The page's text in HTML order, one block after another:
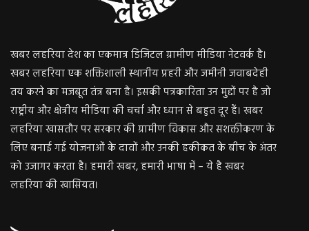
खबर लहरिया देश का एकमात्र डिजिटल ग्रामीण मीडिया नेटवर्क है।
खबर लहरिया एक शक्तिशाली स्थानीय प्रहरी और जमीनी जवाबदेही
तय करने का मजबूत तंत्र बना है। इसकी पत्रकारिता उन मुद्दों पर है जो
राष्ट्रीय और क्षेत्रीय मीडिया की चर्चा और ध्यान से बहुत दूर हैं। खबर
लहरिया खासतौर पर सरकार की ग्रामीण विकास और सशक्तीकरण के
लिए बनाई गई योजनाओं के दावों और उनकी हकीकत के बीच के अंतर
को उजागर करता है। हमारी खबर, हमारी भाषा में – ये है खबर
लहरिया की खासियत।